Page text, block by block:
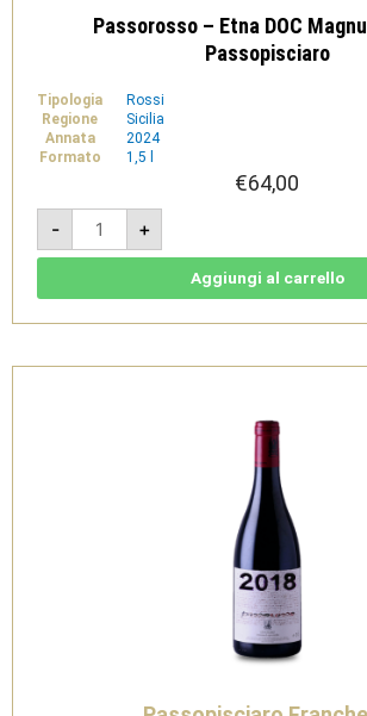
Passorosso – Etna DOC
Passopisciaro
Tipologia
Rossi
Regione
Sicilia
Annata
2024
Formato
1,5 l
€64,00
-
Passorosso
Etna
DOC
Passopisciaro
+
Aggiungi al carrello